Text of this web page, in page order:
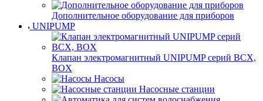
Дополнительное оборудование для приборов
UNIPUMP
Клапан электромагнитный UNIPUMP серий BCX,
BOX
Насосы
Насосные станции